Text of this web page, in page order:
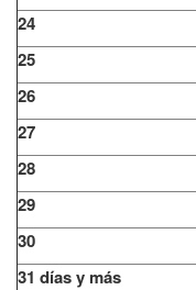
24
25
26
27
28
29
30
31 días y más